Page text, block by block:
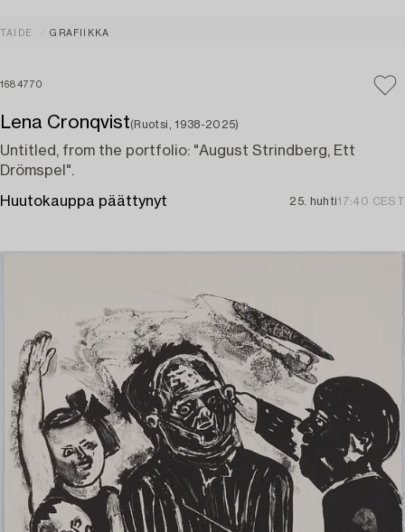
TAIDE GRAFIIKKA
1684770
Lena Cronqvist(Ruotsi, 1938-2025)
Untitled, from the portfolio: "August Strindberg, Ett
Drömspel".
Huutokauppa päättynyt 25. huhti17:40 CEST